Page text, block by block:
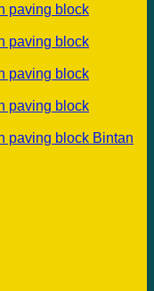
paving block
paving block
paving block
paving block
paving block Bintan